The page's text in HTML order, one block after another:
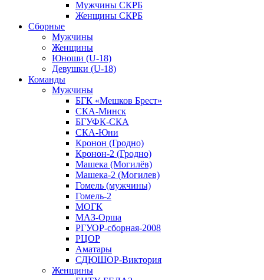
Мужчины СКРБ
Женщины СКРБ
Сборные
Мужчины
Женщины
Юноши (U-18)
Девушки (U-18)
Команды
Мужчины
БГК «Мешков Брест»
СКА-Минск
БГУФК-СКА
СКА-Юни
Кронон (Гродно)
Кронон-2 (Гродно)
Машека (Могилёв)
Машека-2 (Могилев)
Гомель (мужчины)
Гомель-2
МОГК
МАЗ-Орша
РГУОР-сборная-2008
РЦОР
Аматары
СДЮШОР-Виктория
Женщины